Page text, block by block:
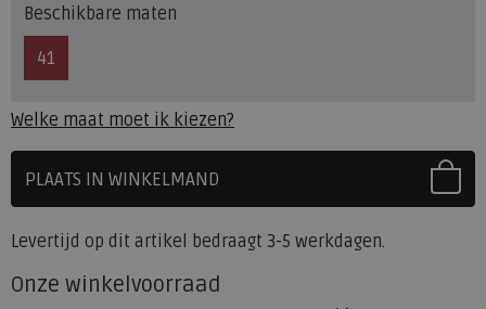
Beschikbare maten
41
Welke maat moet ik kiezen?
PLAATS IN WINKELMAND
SELECTEER EERST UW MAAT
Levertijd op dit artikel bedraagt 3-5 werkdagen.
Onze winkelvoorraad